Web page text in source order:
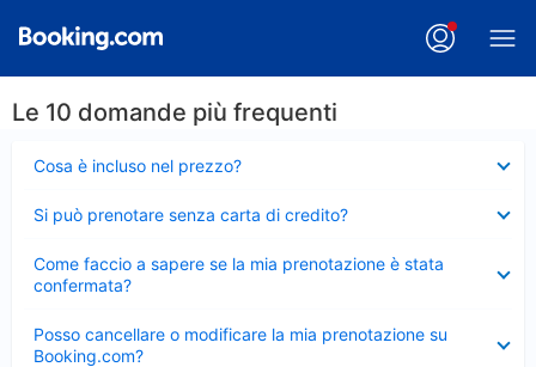
Le 10 domande più frequenti
Cosa è incluso nel prezzo?
chiuso
Si può prenotare senza carta di credito?
chiuso
Come faccio a sapere se la mia prenotazione è stata
confermata?
chiuso
Posso cancellare o modificare la mia prenotazione su
Booking.com?
chiuso